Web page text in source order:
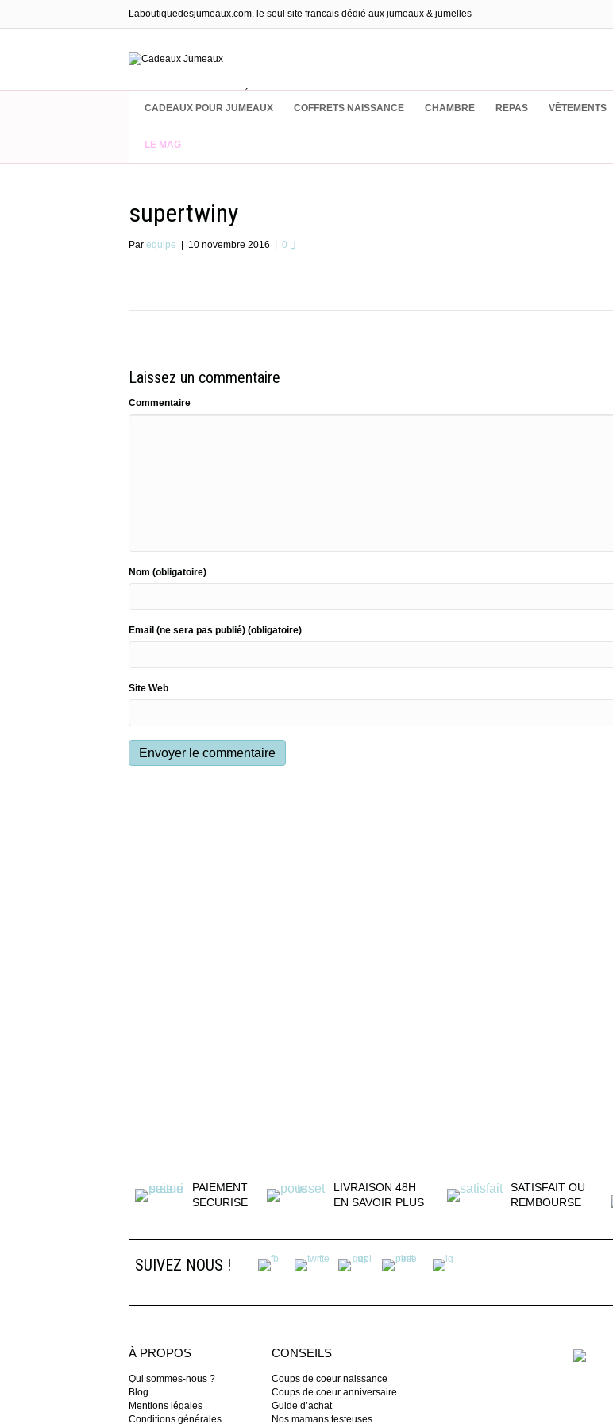
Laboutiquedesjumeaux.com, le seul site francais dédié aux jumeaux & jumelles
CADEAUX POUR JUMEAUX COFFRETS NAISSANCE CHAMBRE REPAS VÊTEMENTS
LE MAG
supertwiny
Par equipe | 10 novembre 2016 | 0
Laissez un commentaire
Commentaire
Nom (obligatoire)
Email (ne sera pas publié) (obligatoire)
Site Web
PAIEMENT
SECURISE
LIVRAISON 48H
EN SAVOIR PLUS
SATISFAIT OU
REMBOURSE
SUIVEZ NOUS !
À PROPOS
Qui sommes-nous ?
Blog
Mentions légales
Conditions générales
CONSEILS
Coups de coeur naissance
Coups de coeur anniversaire
Guide d’achat
Nos mamans testeuses